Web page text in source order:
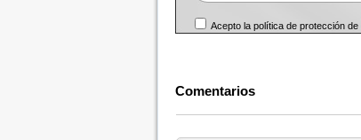
Acepto la política de protección
Comentarios